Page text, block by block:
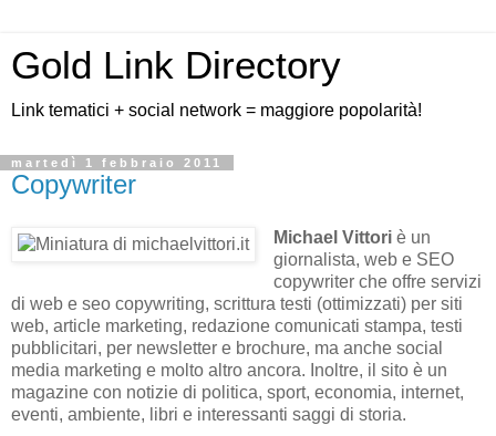
Gold Link Directory
Link tematici + social network = maggiore popolarità!
martedì 1 febbraio 2011
Copywriter
Michael Vittoriè un
giornalista, web e SEO
copywriter che offre servizi
di web e seo copywriting, scrittura testi (ottimizzati) per siti
web, article marketing, redazione comunicati stampa, testi
pubblicitari, per newsletter e brochure, ma anche social
media marketing e molto altro ancora. Inoltre, il sito è un
magazine con notizie di politica, sport, economia, internet,
eventi, ambiente, libri e interessanti saggi di storia.